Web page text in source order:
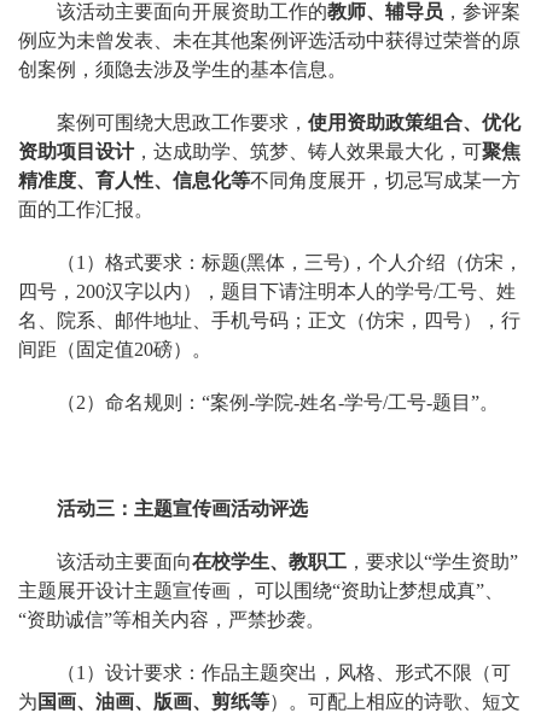
该活动主要面向开展资助工作的教师、辅导员 ，参评案
例应为未曾发表、未在其他案例评选活动中获得过荣誉的原
创案例，须隐去涉及学生的基本信息。
案例可围绕大思政工作要求， 使用资助政策组合、优化
资助项目设计，达成助学、筑梦、铸人效果最大化，可聚焦
精准度、育人性、信息化等不同角度展开，切忌写成某一方
面的工作汇报。
（1）格式要求：标题(黑体，三号)，个人介绍（仿宋，
四号，200汉字以内），题目下请注明本人的学号/工号、姓
名、院系、邮件地址、手机号码；正文（仿宋，四号），行
间距（固定值20磅）。
（2）命名规则：“案例-学院-姓名-学号/工号-题目”。
活动三：主题宣传画活动评选
该活动主要面向在校学生、教职工 ，要求以“学生资助”
主题展开设计主题宣传画， 可以围绕“资助让梦想成真”、
“资助诚信”等相关内容，严禁抄袭。
（1）设计要求：作品主题突出，风格、形式不限（可
为 国画、油画、版画、剪纸等）。可配上相应的诗歌、短文